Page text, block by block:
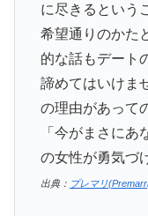
に尽きるという
希望通りのかた
的な話もデート
諦めてはいけま
の理由があって
「今がまさにあ
の女性が勇気づ
出典： プレマリ